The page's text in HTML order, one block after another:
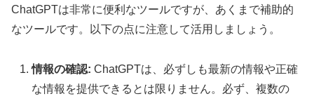
ChatGPTは非常に便利なツールですが、あくまで補助的
なツールです。以下の点に注意して活用しましょう。
情報の確認: ChatGPTは、必ずしも最新の情報や正確
な情報を提供できるとは限りません。必ず、複数の